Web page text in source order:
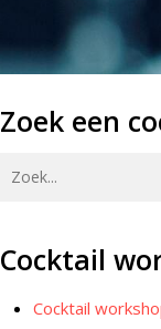
Zoek een
Cocktail
Cocktail